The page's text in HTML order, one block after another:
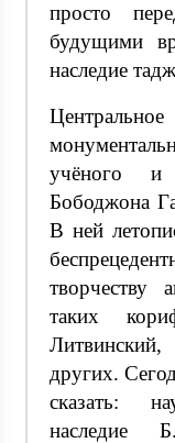
просто
будущими
наследие
учёного и
Бободжона
В ней
творчеству
таких
других.
сказать:
наследие